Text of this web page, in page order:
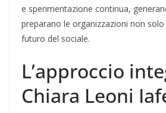
e sperimentazione continua,
preparano le organizzazioni non
futuro del sociale.
L’approccio
Chiara Leoni